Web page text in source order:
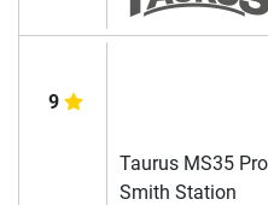
9
Taurus MS35
Smith Station